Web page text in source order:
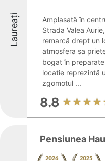
Laureați
Amplasată în
Strada Valea
remarcă drept un
atmosfera sa
bogat în
locatie reprezintă
zgomotul ...
8.8
Pensiunea